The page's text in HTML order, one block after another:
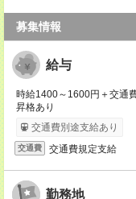
募集情報
給与
時給1400～1600円＋交通
昇格あり
交通費別途支給あり
交通費 交通費規定支給
勤務地